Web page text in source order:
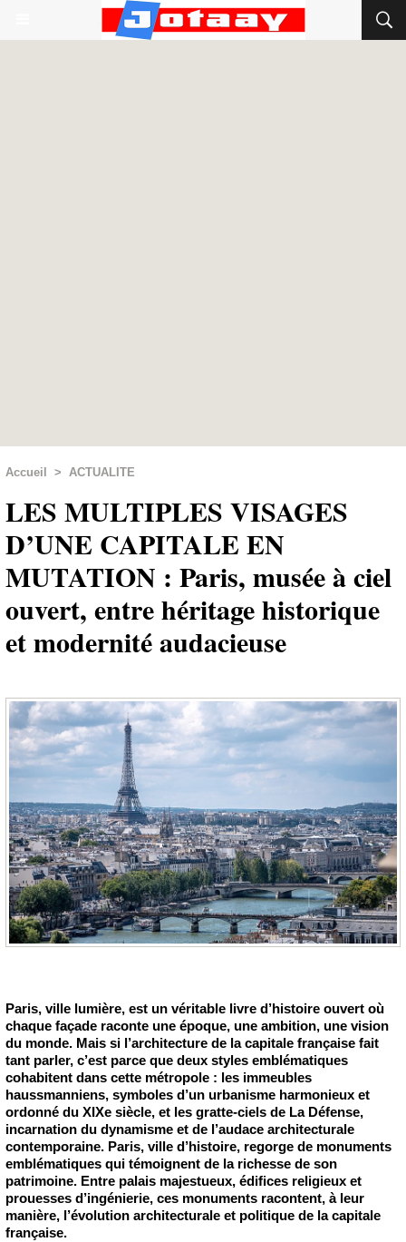
Accueil > ACTUALITE
LES MULTIPLES VISAGES
D’UNE CAPITALE EN
MUTATION : Paris, musée à ciel
ouvert, entre héritage historique
et modernité audacieuse
Paris, ville lumière, est un véritable livre d’histoire ouvert où
chaque façade raconte une époque, une ambition, une vision
du monde. Mais si l’architecture de la capitale française fait
tant parler, c’est parce que deux styles emblématiques
cohabitent dans cette métropole : les immeubles
haussmanniens, symboles d’un urbanisme harmonieux et
ordonné du XIXe siècle, et les gratte-ciels de La Défense,
incarnation du dynamisme et de l’audace architecturale
contemporaine. Paris, ville d’histoire, regorge de monuments
emblématiques qui témoignent de la richesse de son
patrimoine. Entre palais majestueux, édifices religieux et
prouesses d’ingénierie, ces monuments racontent, à leur
manière, l’évolution architecturale et politique de la capitale
française.